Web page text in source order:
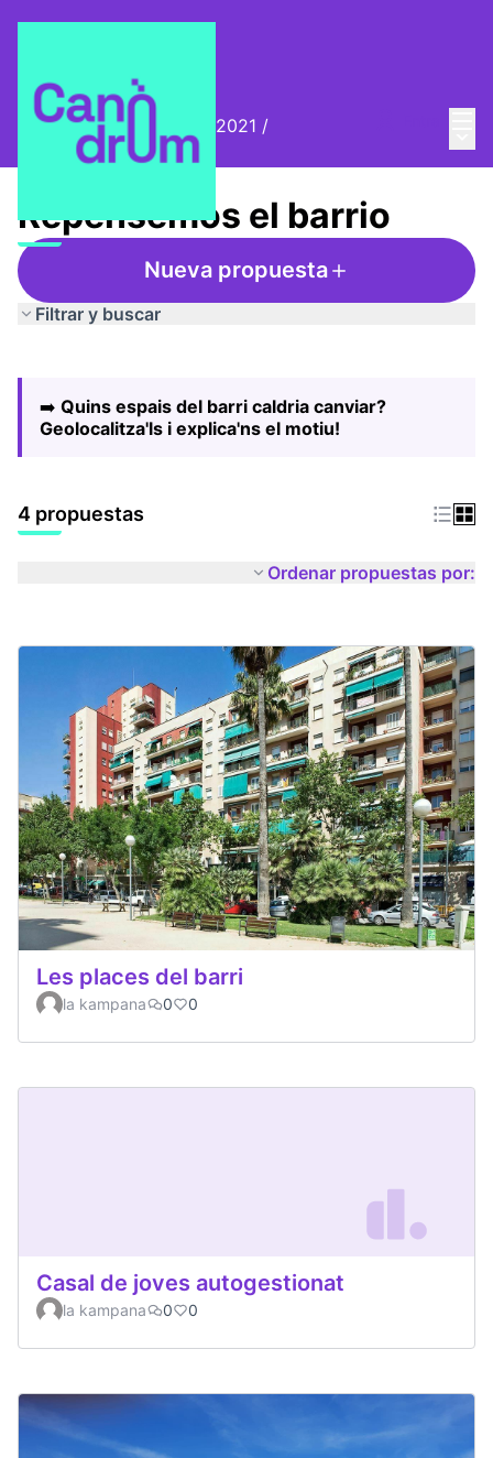
Biennal Ciutat i Ciència 2021 /
Repensemos el barrio
Repensemos el barrio
Nueva propuesta
Filtrar y buscar
−
➡️ Quins espais del barri caldria canviar?
Geolocalitza'ls i explica'ns el motiu!
4 propuestas
Ordenar propuestas por:
Les places del barri
la kampana 0 0
Casal de joves autogestionat
la kampana 0 0